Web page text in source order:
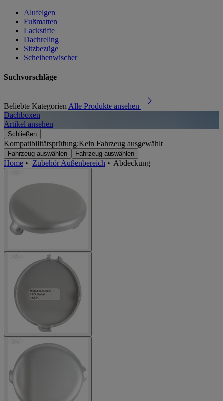
Alufelgen
Fußmatten
Lackstifte
Dachreling
Sitzbezüge
Scheibenwischer
Suchvorschläge
Beliebte Kategorien Alle Produkte ansehen
Dachboxen
Artikel ansehen
Schließen
Kompatibilitätsprüfung:Kein Fahrzeug ausgewählt
Fahrzeug auswählen Fahrzeug auswählen
Home • Zubehör Außenbereich • Abdeckung